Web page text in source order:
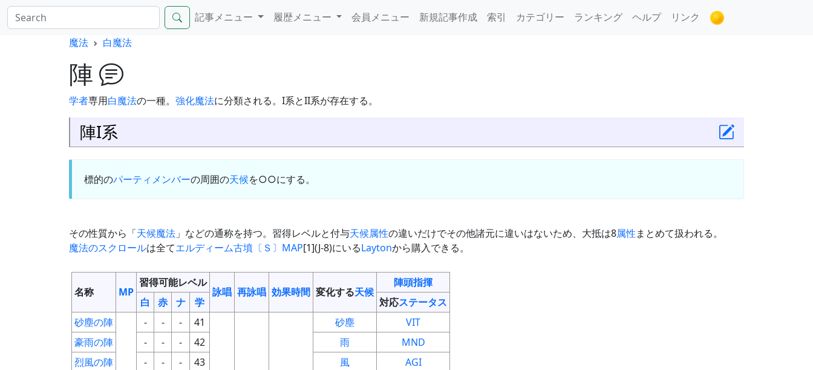
記事メニュー 履歴メニュー 会員メニュー 新規記事作成 索引 カテゴリー ランキング ヘルプ
リンク
魔法
白魔法
陣
学者専用白魔法の一種。 強化魔法に分類される。I系とII系が存在する。
陣I系
標的のパーティメンバーの周囲の天候を○○にする。
その性質から「天候魔法 」などの通称を持つ。習得レベルと付与天候属性の違いだけでその他諸元に違いはないため、大抵は8属性まとめて扱われる。
魔法のスクロールは全てエルディーム古墳〔Ｓ〕 MAP[1](J-8)にいるLaytonから購入できる。
名称 MP
習得可能レベル
詠唱 再詠唱 効果時間 変化する天候
陣頭指揮
白
赤 ナ 学 対応ステータス
砂塵の陣
- - - 41 砂塵
VIT
豪雨の陣
- - - 42 雨
MND
烈風の陣
- - - 43 風
AGI